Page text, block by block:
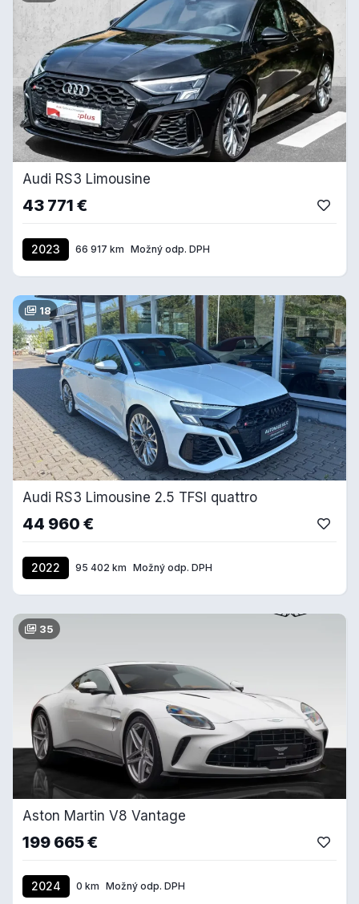
Audi RS3 Limousine
43 771 €
2023 66 917 km Možný odp. DPH
18
Audi RS3 Limousine 2.5 TFSI quattro
44 960 €
2022 95 402 km Možný odp. DPH
35
Aston Martin V8 Vantage
199 665 €
2024 0 km Možný odp. DPH